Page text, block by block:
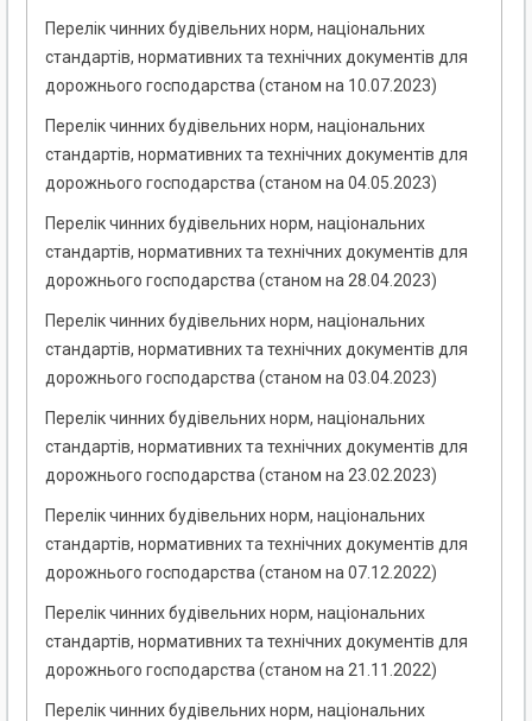
Перелік чинних будівельних норм, національних
стандартів, нормативних та технічних документів для
дорожнього господарства (станом на 10.07.2023)
Перелік чинних будівельних норм, національних
стандартів, нормативних та технічних документів для
дорожнього господарства (станом на 04.05.2023)
Перелік чинних будівельних норм, національних
стандартів, нормативних та технічних документів для
дорожнього господарства (станом на 28.04.2023)
Перелік чинних будівельних норм, національних
стандартів, нормативних та технічних документів для
дорожнього господарства (станом на 03.04.2023)
Перелік чинних будівельних норм, національних
стандартів, нормативних та технічних документів для
дорожнього господарства (станом на 23.02.2023)
Перелік чинних будівельних норм, національних
стандартів, нормативних та технічних документів для
дорожнього господарства (станом на 07.12.2022)
Перелік чинних будівельних норм, національних
стандартів, нормативних та технічних документів для
дорожнього господарства (станом на 21.11.2022)
Перелік чинних будівельних норм, національних